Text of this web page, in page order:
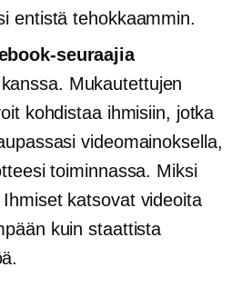
entistä tehokkaammin.
seuraajia
Mukautettujen
kohdistaa ihmisiin, jotka
videomainoksella,
toiminnassa. Miksi
katsovat videoita
kuin staattista